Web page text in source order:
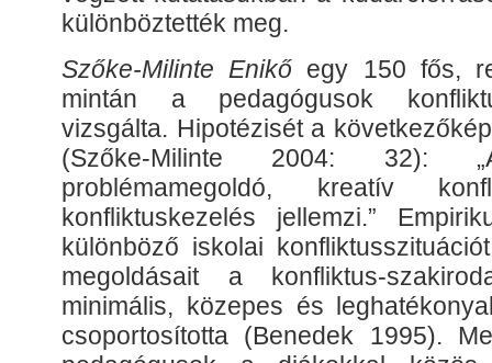
különböztették meg.
Szőke-Milinte Enikő egy 150 fős,
mintán a pedagógusok
vizsgálta. Hipotézisét a
(Szőke-Milinte 2004: 32):
problémamegoldó, kreatív
konfliktuskezelés jellemzi.”
különböző iskolai
megoldásait a konfliktus-
minimális, közepes és
csoportosította (Benedek 1995).